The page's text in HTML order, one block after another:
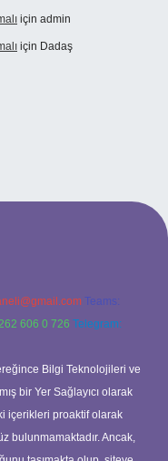
için admin
için Dadaş
Teams:
606 0 726 Telegram:
Bilgi Teknolojileri ve
bir Yer Sağlayıcı olarak
içerikleri proaktif olarak
bulunmamaktadır. Ancak,